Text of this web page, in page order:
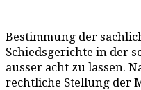
Bestimmung der
Schiedsgerichte in der
ausser acht zu lassen.
rechtliche Stellung der